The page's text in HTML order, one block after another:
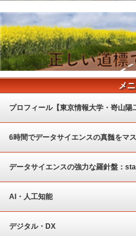
メ
プロフィール【東京情報大学・嵜山陽
6時間でデータサイエンスの真髄をマ
ート
データサイエンスの強力な羅針盤：
AI・人工知能
デジタル・DX